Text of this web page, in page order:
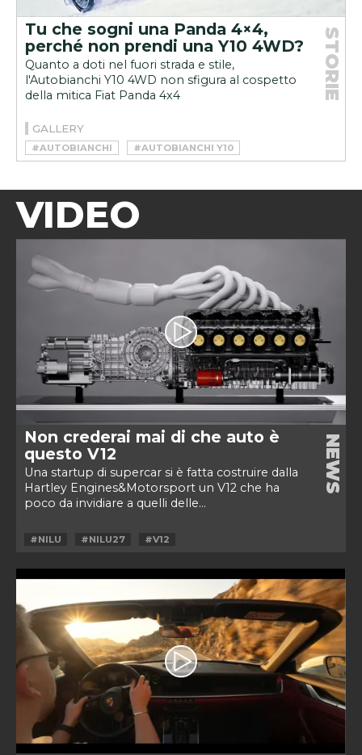
Tu che sogni una Panda 4×4,
perché non prendi una Y10 4WD?
Quanto a doti nel fuori strada e stile,
l'Autobianchi Y10 4WD non sfigura al cospetto
della mitica Fiat Panda 4x4
STORIE
GALLERY
#AUTOBIANCHI
#AUTOBIANCHI Y10
#AUTOBIANCHI Y10 4WD
VIDEO
Non crederai mai di che auto è
questo V12
Una startup di supercar si è fatta costruire dalla
Hartley Engines&Motorsport un V12 che ha
poco da invidiare a quelli delle...
NEWS
#NILU #NILU27 #V12